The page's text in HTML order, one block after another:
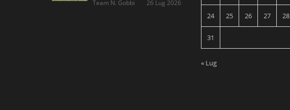
Team N. Gobbi 26 Lug 2026
24 25 26 27 28
31
« Lug